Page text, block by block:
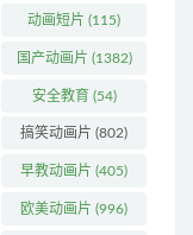
(1270)
动画短片 (115)
国产动画片 (1382)
安全教育 (54)
搞笑动画片 (802)
早教动画片 (405)
欧美动画片 (996)